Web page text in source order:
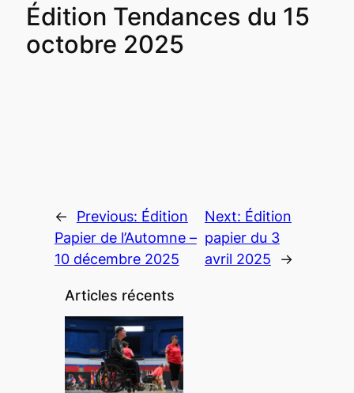
Édition Tendances du 15
octobre 2025
← Previous: Édition
Papier de l’Automne –
10 décembre 2025
Next: Édition
papier du 3
avril 2025
→
Articles récents